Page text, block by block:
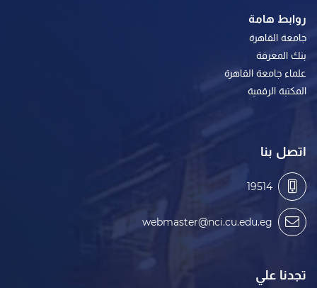
روابط هامة
جامعة القاهرة
بنك المعرفة
علماء جامعة القاهرة
المكتبة الرقمية
اتصل بنا
19514
webmaster@nci.cu.edu.eg
تجدنا علي